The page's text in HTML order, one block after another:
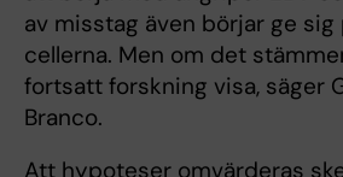
av misstag även börjar ge sig
cellerna. Men om det
fortsatt forskning visa, säger
Branco.
Att hypoteser omvärderas